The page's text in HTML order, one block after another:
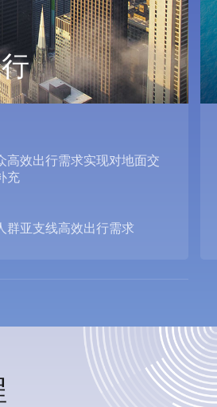
高效出行需求实现对地面交
充
群亚支线高效出行需求